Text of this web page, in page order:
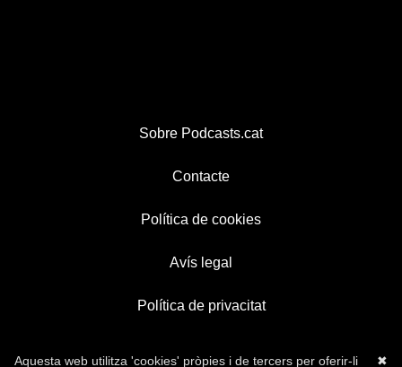
Sobre Podcasts.cat
Contacte
Política de cookies
Avís legal
Política de privacitat
✖
Aquesta web utilitza 'cookies' pròpies i de tercers per oferir-li